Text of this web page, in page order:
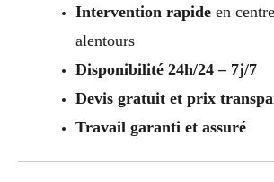
Intervention rapideen
alentours
Disponibilité 24h/24 – 7j/7
Devis gratuit et prix
Travail garanti et assuré